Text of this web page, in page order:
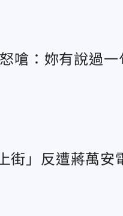
嗆：妳有說過一
街」反遭蔣萬安